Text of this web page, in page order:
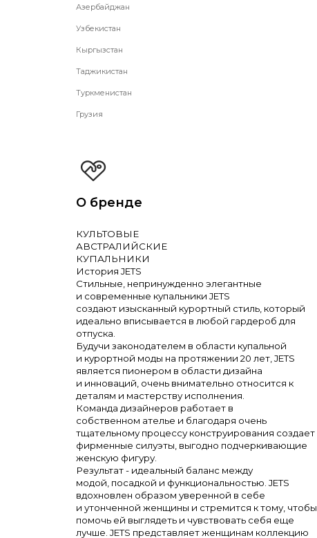
Азербайджан
Узбекистан
Кыргызстан
Таджикистан
Туркменистан
Грузия
О бренде
КУЛЬТОВЫЕ
АВСТРАЛИЙСКИЕ
КУПАЛЬНИКИ
История JETS
Стильные, непринужденно элегантные
и современные купальники JETS
создают изысканный курортный стиль, который
идеально вписывается в любой гардероб для
отпуска.
Будучи законодателем в области купальной
и курортной моды на протяжении 20 лет, JETS
является пионером в области дизайна
и инноваций, очень внимательно относится к
деталям и мастерству исполнения.
Команда дизайнеров работает в
собственном ателье и благодаря очень
тщательному процессу конструирования создает
фирменные силуэты, выгодно подчеркивающие
женскую фигуру.
Результат - идеальный баланс между
модой, посадкой и функциональностью. JETS
вдохновлен образом уверенной в себе
и утонченной женщины и стремится к тому, чтобы
помочь ей выглядеть и чувствовать себя еще
лучше. JETS представляет женщинам коллекцию